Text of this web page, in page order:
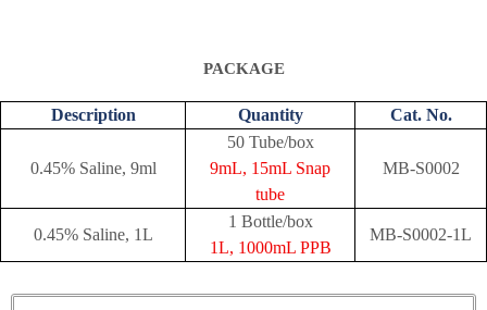
PACKAGE
Description Quantity Cat. No.
0.45% Saline, 9ml
50 Tube/box
9mL, 15mL Snap
tube
MB-S0002
0.45% Saline, 1L
1 Bottle/box
1L, 1000mL PPB
MB-S0002-1L